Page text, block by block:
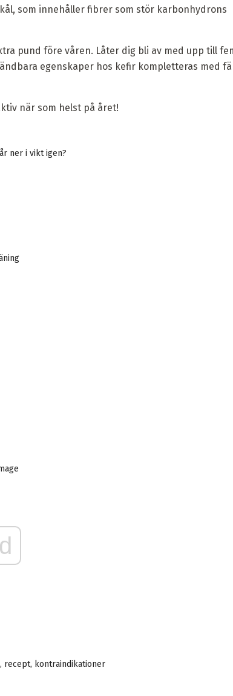
som innehåller fibrer som stör karbonhydrons
pund före våren. Låter dig bli av med upp till
egenskaper hos kefir kompletteras med
när som helst på året!
ner i vikt igen?
recept, kontraindikationer